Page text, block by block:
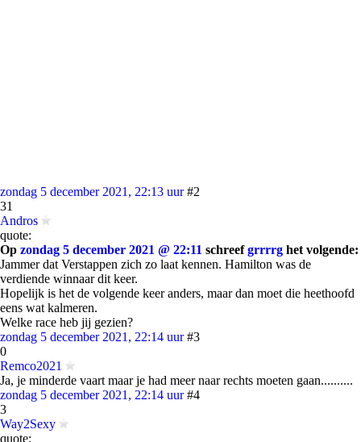
zondag 5 december 2021, 22:13 uur #2
31
Andros
quote:
Op zondag 5 december 2021 @ 22:11 schreefgrrrrg het volgende:
Jammer dat Verstappen zich zo laat kennen. Hamilton was de
verdiende winnaar dit keer.
Hopelijk is het de volgende keer anders, maar dan moet die heethoofd
eens wat kalmeren.
Welke race heb jij gezien?
zondag 5 december 2021, 22:14 uur #3
0
Remco2021
Ja, je minderde vaart maar je had meer naar rechts moeten gaan..........
zondag 5 december 2021, 22:14 uur #4
3
Way2Sexy
quote: